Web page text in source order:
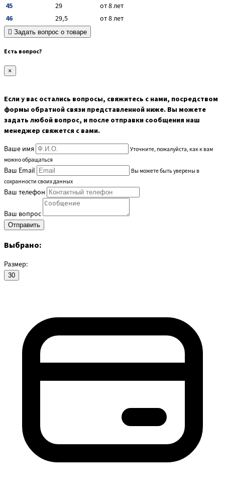
45
29
от 8 лет
46
29,5 от 8 лет
Задать вопрос о товаре
Есть вопрос?
×
Если у вас остались вопросы, свяжитесь с нами, посредством
формы обратной связи представленной ниже. Вы можете
задать любой вопрос, и после отправки сообщения наш
менеджер свяжется с вами.
Ваше имя
Уточните, пожалуйста, как к вам
можно обращаться
Ваш Email
Вы можете быть уверены в
сохранности своих данных
Ваш телефон
Ваш вопрос
Выбрано:
Размер:
30